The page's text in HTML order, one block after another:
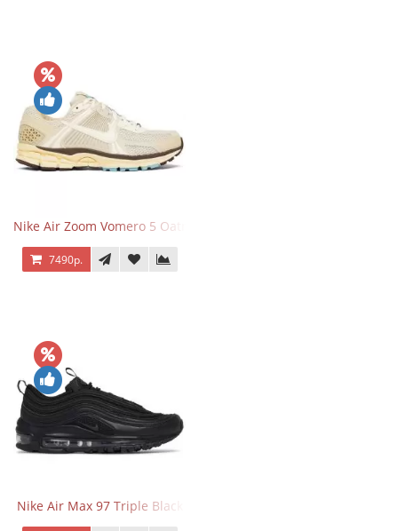
Nike Air Zoom Vomero 5 Oatmeal
7490р.
Nike Air Max 97 Triple Black